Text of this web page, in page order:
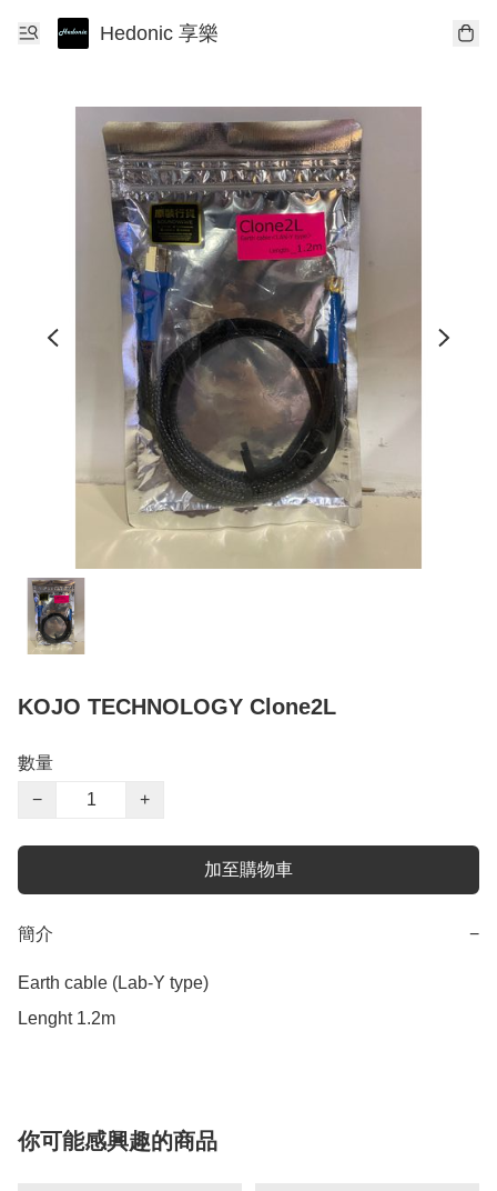
Hedonic 享樂
KOJO TECHNOLOGY Clone2L
數量
−
+
加至購物車
簡介 −
Earth cable (Lab-Y type)
Lenght 1.2m
你可能感興趣的商品